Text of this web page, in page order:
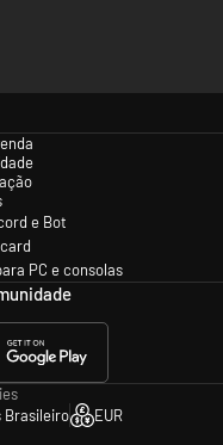
e Bot
PC e consolas
Brasileiro EUR